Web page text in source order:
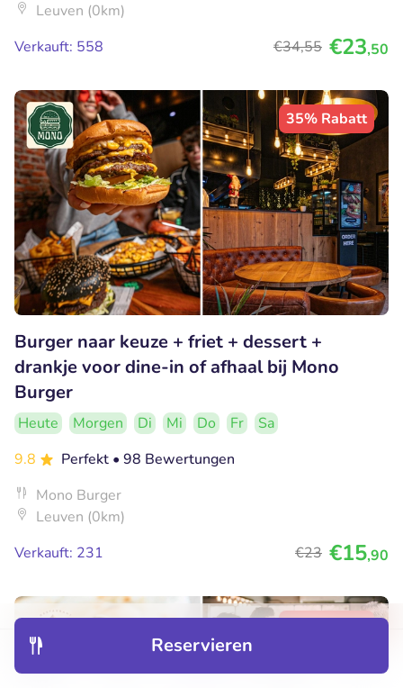
Entdecken
Reservieren
Leuven (0km)
Verkauft: 558
€34,55 €23,50
35% Rabatt
Burger naar keuze + friet + dessert +
drankje voor dine-in of afhaal bij Mono
Burger
Heute Morgen Di Mi Do Fr
Sa
9.8
Perfekt • 98 Bewertungen
Mono Burger
Leuven (0km)
Verkauft: 231
€23 €15,90
43% Rabatt